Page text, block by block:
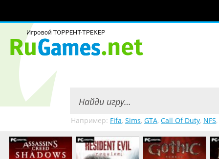
Например: Fifa, Sims, GTA, Call Of Duty, NFS,